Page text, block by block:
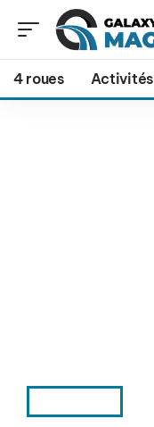
4 roues Activités